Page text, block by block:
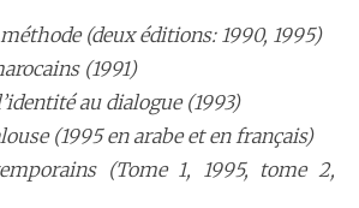
(deux éditions: 1990, 1995)
(1991)
au dialogue (1993)
(1995 en arabe et en français)
(Tome 1, 1995, tome 2,